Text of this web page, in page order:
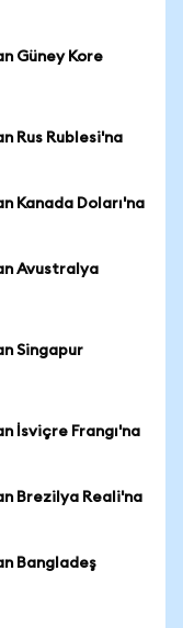
Güney Kore
Rus Rublesi'na
Kanada Doları'na
Avustralya
Singapur
İsviçre Frangı'na
Brezilya Reali'na
Bangladeş